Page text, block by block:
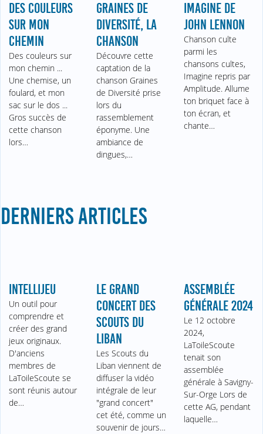
DES COULEURS
SUR MON
CHEMIN
Des couleurs sur
mon chemin ...
Une chemise, un
foulard, et mon
sac sur le dos ...
Gros succès de
cette chanson
lors…
GRAINES DE
DIVERSITÉ, LA
CHANSON
Découvre cette
captation de la
chanson Graines
de Diversité prise
lors du
rassemblement
éponyme. Une
ambiance de
dingues,…
IMAGINE DE
JOHN LENNON
Chanson culte
parmi les
chansons cultes,
Imagine repris par
Amplitude. Allume
ton briquet face à
ton écran, et
chante…
DERNIERS ARTICLES
INTELLIJEU
Un outil pour
comprendre et
créer des grand
jeux originaux.
D'anciens
membres de
LaToileScoute se
sont réunis autour
de…
LE GRAND
CONCERT DES
SCOUTS DU
LIBAN
Les Scouts du
Liban viennent de
diffuser la vidéo
intégrale de leur
"grand concert"
cet été, comme un
souvenir de jours…
ASSEMBLÉE
GÉNÉRALE 2024
Le 12 octobre
2024,
LaToileScoute
tenait son
assemblée
générale à Savigny-
Sur-Orge Lors de
cette AG, pendant
laquelle…